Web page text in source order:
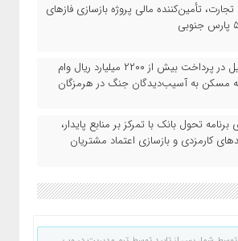
تأمین‌کننده مالی پروژه بازسازی فازهای
تسهیل در پرداخت بیش از ۲۲۰۰ میلیارد ریال وام
مسکن به آسیب‌دیدگان جنگ در هرمزگان
برنامه تحول بانک با تمرکز بر منابع پایدار،
کارمزدی و بازسازی اعتماد مشتریان